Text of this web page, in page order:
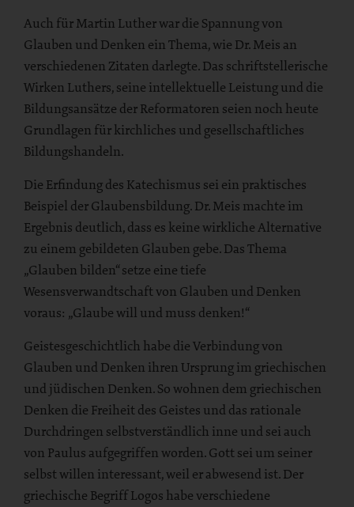
Auch für Martin Luther war die Spannung von
Glauben und Denken ein Thema, wie Dr. Meis an
verschiedenen Zitaten darlegte. Das schriftstellerische
Wirken Luthers, seine intellektuelle Leistung und die
Bildungsansätze der Reformatoren seien noch heute
Grundlagen für kirchliches und gesellschaftliches
Bildungshandeln.
Die Erfindung des Katechismus sei ein praktisches
Beispiel der Glaubensbildung. Dr. Meis machte im
Ergebnis deutlich, dass es keine wirkliche Alternative
zu einem gebildeten Glauben gebe. Das Thema
„Glauben bilden“ setze eine tiefe
Wesensverwandtschaft von Glauben und Denken
voraus: „Glaube will und muss denken!“
Geistesgeschichtlich habe die Verbindung von
Glauben und Denken ihren Ursprung im griechischen
und jüdischen Denken. So wohnen dem griechischen
Denken die Freiheit des Geistes und das rationale
Durchdringen selbstverständlich inne und sei auch
von Paulus aufgegriffen worden. Gott sei um seiner
selbst willen interessant, weil er abwesend ist. Der
griechische Begriff Logos habe verschiedene